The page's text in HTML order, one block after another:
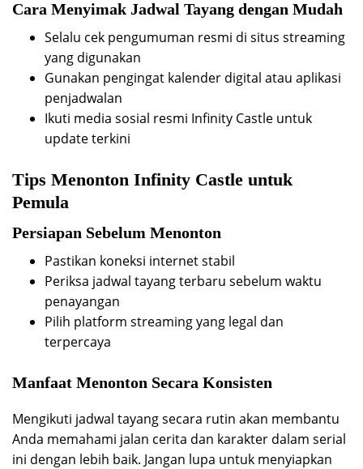
Cara Menyimak Jadwal Tayang dengan Mudah
Selalu cek pengumuman resmi di situs streaming
yang digunakan
Gunakan pengingat kalender digital atau aplikasi
penjadwalan
Ikuti media sosial resmi Infinity Castle untuk
update terkini
Tips Menonton Infinity Castle untuk
Pemula
Persiapan Sebelum Menonton
Pastikan koneksi internet stabil
Periksa jadwal tayang terbaru sebelum waktu
penayangan
Pilih platform streaming yang legal dan
terpercaya
Manfaat Menonton Secara Konsisten
Mengikuti jadwal tayang secara rutin akan membantu
Anda memahami jalan cerita dan karakter dalam serial
ini dengan lebih baik. Jangan lupa untuk menyiapkan